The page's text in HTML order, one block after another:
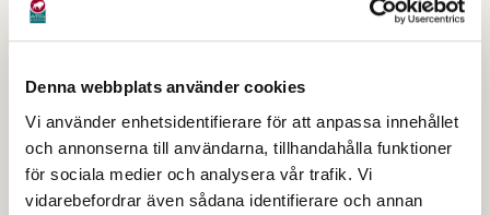
Denna webbplats använder cookies
Vi använder enhetsidentifierare för att anpassa innehållet
och annonserna till användarna, tillhandahålla funktioner
för sociala medier och analysera vår trafik. Vi
vidarebefordrar även sådana identifierare och annan
Hundlatriner
Hundlatriner
Det finns cirka 180 hundlatriner uppsatta i
kommunen. Hundbajspåsar ska slängas i
hundlatriner – inte i de vanliga
papperskorgarna.